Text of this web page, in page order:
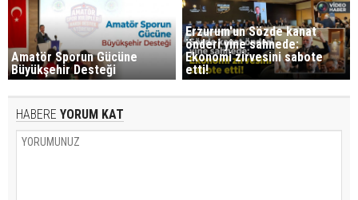
Amatör Sporun Gücüne
Büyükşehir Desteği
Erzurum'un Sözde kanat
önderi yine sahnede:
Ekonomi zirvesini sabote
etti!
HABERE YORUM KAT